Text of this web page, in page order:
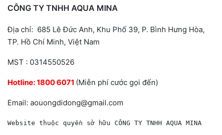
CÔNG TY TNHH AQUA MINA
Địa chỉ: 685 Lê Đức Anh, Khu Phố 39, P. Bình Hưng Hòa,
TP. Hồ Chí Minh, Việt Nam
MST : 0314550526
Hotline:1800 6071 (Miễn phí cước gọi đến)
Email: aouongdidong@gmail.com
Website thuộc quyền sở hữu CÔNG TY TNHH AQUA MINA